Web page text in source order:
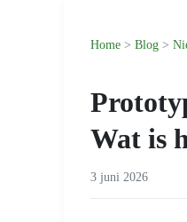
Home > Blog >
Wat is
3 juni 2026